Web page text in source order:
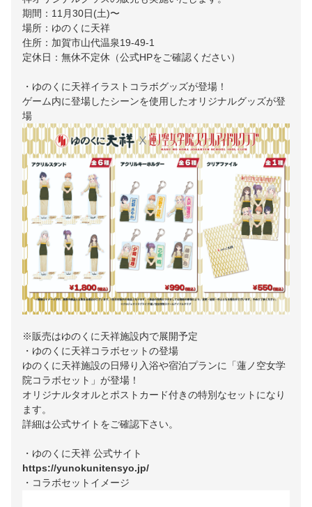
期間：11月30日(土)〜
場所：ゆのくに天祥
住所：加賀市山代温泉19-49-1
定休日：無休不定休（公式HPをご確認ください）
・ゆのくに天祥イラストコラボグッズが登場！
ゲーム内に登場したシーンを使用したオリジナルグッズが登
場
※販売はゆのくに天祥施設内で展開予定
・ゆのくに天祥コラボセットの登場
ゆのくに天祥施設の日帰り入浴や宿泊プランに「蓮ノ空女学
院コラボセット」が登場！
オリジナルタオルとポストカード付きの特別なセットになり
ます。
詳細は公式サイトをご確認下さい。
・ゆのくに天祥 公式サイト
https://yunokunitensyo.jp/
・コラボセットイメージ